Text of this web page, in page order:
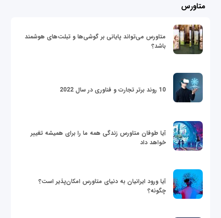
متاورس
متاورس می‌تواند پایانی بر گوشی‌ها و تبلت‌های هوشمند
باشد؟
10 روند برتر تجارت و فناوری در سال 2022
آیا طوفان متاورس زندگی همه ما را برای همیشه تغییر
خواهد داد
آیا ورود ایرانیان به دنیای متاورس امکان‌پذیر است؟
چگونه؟